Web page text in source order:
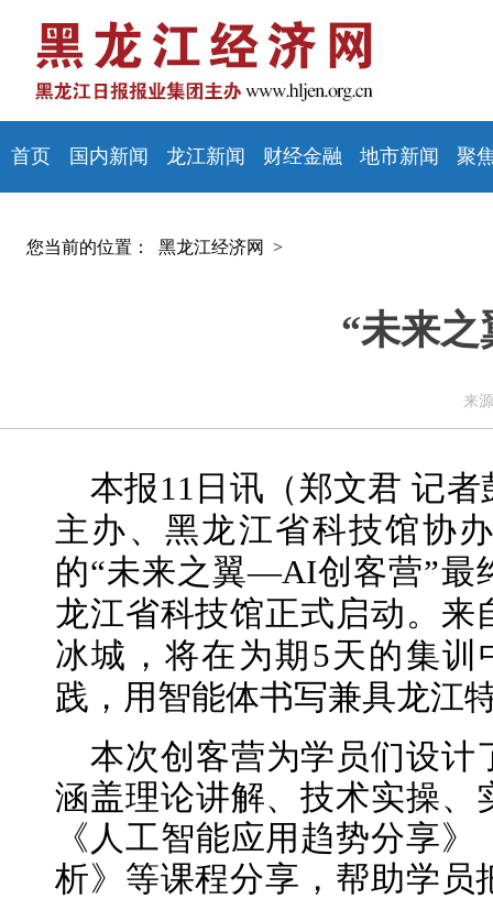
首页 国内新闻 龙江新闻 财经金融 地市新闻 聚
您当前的位置： 黑龙江经济网 >
“未来
来
本报11日讯（郑文君 记
主办、黑龙江省科技馆协
的“未来之翼—AI创客营”
龙江省科技馆正式启动。
冰城，将在为期5天的集训
践，用智能体书写兼具龙江
本次创客营为学员们设计
涵盖理论讲解、技术实操、
《人工智能应用趋势分享
析》等课程分享，帮助学